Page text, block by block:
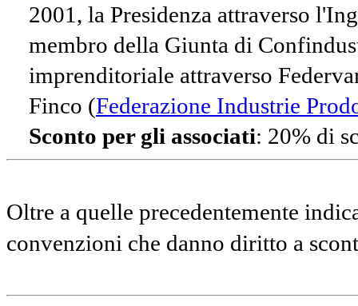
2001, la Presidenza attraverso
membro della Giunta di
imprenditoriale attraverso
Finco (Federazione Industrie
Sconto per gli associati: 20% di
Oltre a quelle precedentemente
convenzioni che danno diritto a